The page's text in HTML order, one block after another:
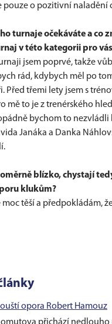
pouze o pozitivní naladění
turnaje očekáváte a co
v této kategorii pro
jsem poprvé, takže
rád, kdybych měl po
Před třemi lety jsem s
mě to je z trenérského
bychom to nezvládli
Janáka a Danka
blízko, chystají
klukům?
moc těší a předpokládám,
opora Robert Hamouz